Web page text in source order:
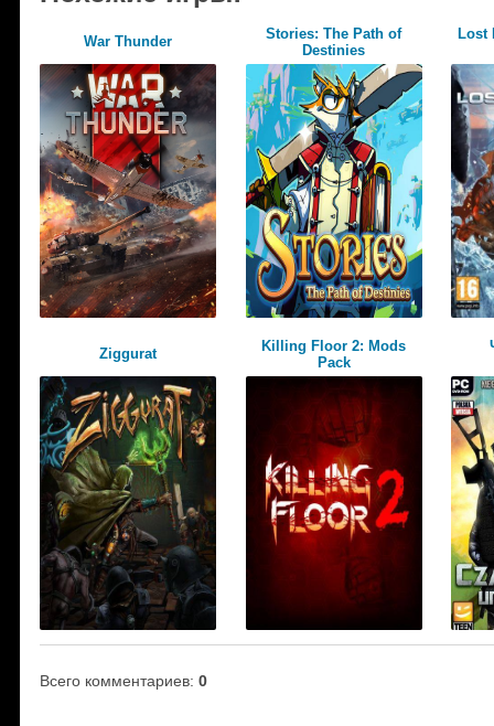
War Thunder
Stories: The Path of
Destinies
Lost
Ziggurat
Killing Floor 2: Mods
Pack
Всего комментариев: 0